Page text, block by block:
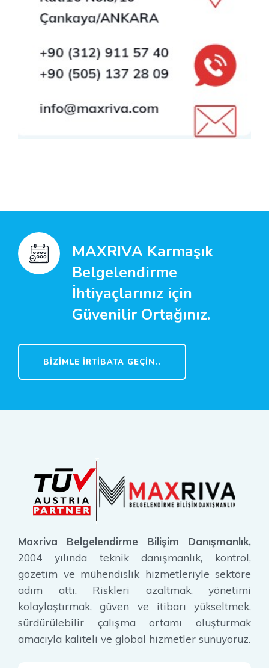
MAXRIVA Karmaşık
Belgelendirme
İhtiyaçlarınız için
Güvenilir Ortağınız.
BIZIMLE İRTIBATA GEÇIN..
Maxriva Belgelendirme Bilişim Danışmanlık,
2004 yılında teknik danışmanlık, kontrol,
gözetim ve mühendislik hizmetleriyle sektöre
adım attı. Riskleri azaltmak, yönetimi
kolaylaştırmak, güven ve itibarı yükseltmek,
sürdürülebilir çalışma ortamı oluşturmak
amacıyla kaliteli ve global hizmetler sunuyoruz.